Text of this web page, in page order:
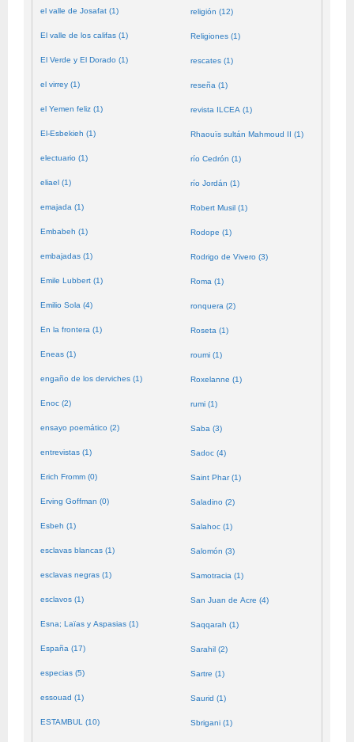
el valle de Josafat (1)
El valle de los califas (1)
El Verde y El Dorado (1)
el virrey (1)
el Yemen feliz (1)
El-Esbekieh (1)
electuario (1)
eliael (1)
emajada (1)
Embabeh (1)
embajadas (1)
Emile Lubbert (1)
Emilio Sola (4)
En la frontera (1)
Eneas (1)
engaño de los derviches (1)
Enoc (2)
ensayo poemático (2)
entrevistas (1)
Erich Fromm (0)
Erving Goffman (0)
Esbeh (1)
esclavas blancas (1)
esclavas negras (1)
esclavos (1)
Esna; Laïas y Aspasias (1)
España (17)
especias (5)
essouad (1)
ESTAMBUL (10)
religión (12)
Religiones (1)
rescates (1)
reseña (1)
revista ILCEA (1)
Rhaouïs sultán Mahmoud II (1)
río Cedrón (1)
río Jordán (1)
Robert Musil (1)
Rodope (1)
Rodrigo de Vivero (3)
Roma (1)
ronquera (2)
Roseta (1)
roumi (1)
Roxelanne (1)
rumi (1)
Saba (3)
Sadoc (4)
Saint Phar (1)
Saladino (2)
Salahoc (1)
Salomón (3)
Samotracia (1)
San Juan de Acre (4)
Saqqarah (1)
Sarahil (2)
Sartre (1)
Saurid (1)
Sbrigani (1)